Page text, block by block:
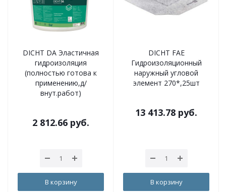
DICHT DA Эластичная
гидроизоляция
(полностью готова к
применению,д/
внут.работ)
2 812.66 руб.
В корзину
DICHT FAE
Гидроизоляционный
наружный угловой
элемент 270*,25шт
13 413.78 руб.
В корзину